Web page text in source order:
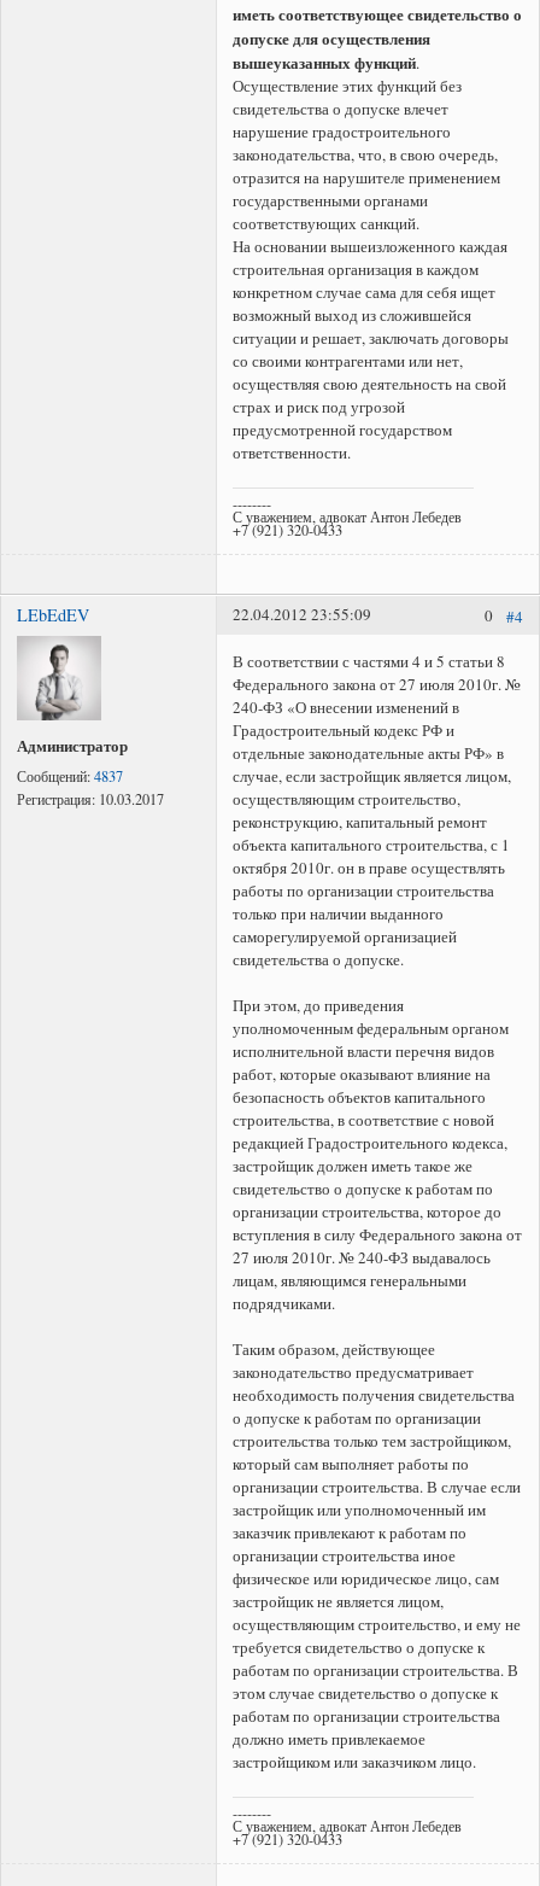
иметь соответствующее свидетельство о
допуске для осуществления
вышеуказанных функций.
Осуществление этих функций без
свидетельства о допуске влечет
нарушение градостроительного
законодательства, что, в свою очередь,
отразится на нарушителе применением
государственными органами
соответствующих санкций.
На основании вышеизложенного каждая
строительная организация в каждом
конкретном случае сама для себя ищет
возможный выход из сложившейся
ситуации и решает, заключать договоры
со своими контрагентами или нет,
осуществляя свою деятельность на свой
страх и риск под угрозой
предусмотренной государством
ответственности.
--------
С уважением, адвокат Антон Лебедев
+7 (921) 320-0433
LEbEdEV
Администратор
Сообщений:4837
Регистрация: 10.03.2017
#4
0
22.04.2012 23:55:09
В соответствии с частями 4 и 5 статьи 8
Федерального закона от 27 июля 2010г. №
240-ФЗ «О внесении изменений в
Градостроительный кодекс РФ и
отдельные законодательные акты РФ» в
случае, если застройщик является лицом,
осуществляющим строительство,
реконструкцию, капитальный ремонт
объекта капитального строительства, с 1
октября 2010г. он в праве осуществлять
работы по организации строительства
только при наличии выданного
саморегулируемой организацией
свидетельства о допуске.
При этом, до приведения
уполномоченным федеральным органом
исполнительной власти перечня видов
работ, которые оказывают влияние на
безопасность объектов капитального
строительства, в соответствие с новой
редакцией Градостроительного кодекса,
застройщик должен иметь такое же
свидетельство о допуске к работам по
организации строительства, которое до
вступления в силу Федерального закона от
27 июля 2010г. № 240-ФЗ выдавалось
лицам, являющимся генеральными
подрядчиками.
Таким образом, действующее
законодательство предусматривает
необходимость получения свидетельства
о допуске к работам по организации
строительства только тем застройщиком,
который сам выполняет работы по
организации строительства. В случае если
застройщик или уполномоченный им
заказчик привлекают к работам по
организации строительства иное
физическое или юридическое лицо, сам
застройщик не является лицом,
осуществляющим строительство, и ему не
требуется свидетельство о допуске к
работам по организации строительства. В
этом случае свидетельство о допуске к
работам по организации строительства
должно иметь привлекаемое
застройщиком или заказчиком лицо.
--------
С уважением, адвокат Антон Лебедев
+7 (921) 320-0433